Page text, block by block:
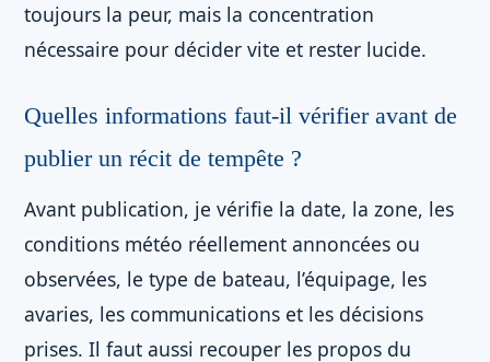
toujours la peur, mais la concentration
nécessaire pour décider vite et rester lucide.
Quelles informations faut-il vérifier avant de
publier un récit de tempête ?
Avant publication, je vérifie la date, la zone, les
conditions météo réellement annoncées ou
observées, le type de bateau, l’équipage, les
avaries, les communications et les décisions
prises. Il faut aussi recouper les propos du